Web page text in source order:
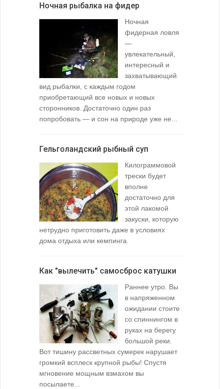
Ночная рыбалка на фидер
Ночная
фидерная ловля
—
увлекательный,
интересный и
захватывающий
вид рыбалки, с каждым годом
приобретающий все новых и новых
сторонников. Достаточно один раз
попробовать — и сон на природе уже не...
Гельголандский рыбный суп
Килограммовой
трески будет
вполне
достаточно для
этой лакомой
закуски, которую
нетрудно приготовить даже в условиях
дома отдыха или кемпинга.
Как "вылечить" самосброс катушки
Раннее утро. Вы
в напряженном
ожидании стоите
со спиннингом в
руках на берегу
большой реки.
Вот тишину рассветных сумерек нарушает
громкий всплеск крупной рыбы! Спустя
мгновение мощным взмахом вы
посылаете...